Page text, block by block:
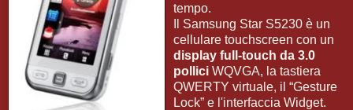
tempo.
Il Samsung Star S5230 è un
cellulare touchscreen con un
display full-touch da 3.0
pollici WQVGA, la tastiera
QWERTY virtuale, il “Gesture
Lock” e l'interfaccia Widget.